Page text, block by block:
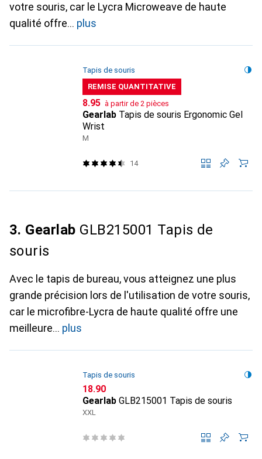
votre souris, car le Lycra Microweave de haute
qualité offre
plus
Tapis de souris
REMISE QUANTITATIVE
CHF
8.95 à partir de 2 pièces
Gearlab Tapis de souris Ergonomic Gel
Wrist
M
14
3. Gearlab GLB215001 Tapis de
souris
Avec le tapis de bureau, vous atteignez une plus
grande précision lors de l'utilisation de votre souris,
car le microfibre-Lycra de haute qualité offre une
meilleure
plus
Tapis de souris
CHF
18.90
Gearlab GLB215001 Tapis de souris
XXL